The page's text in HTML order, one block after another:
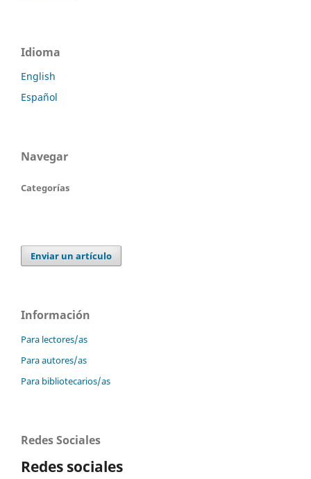
Idioma
English
Español
Navegar
Categorías
Enviar un artículo
Información
Para lectores/as
Para autores/as
Para bibliotecarios/as
Redes Sociales
Redes sociales